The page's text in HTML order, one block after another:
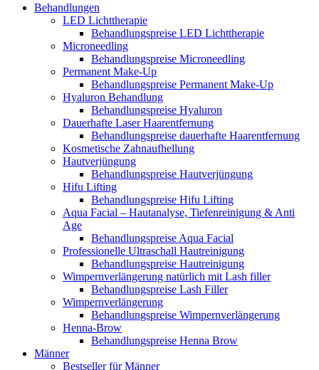
Behandlungen
LED Lichttherapie
Behandlungspreise LED Lichttherapie
Microneedling
Behandlungspreise Microneedling
Permanent Make-Up
Behandlungspreise Permanent Make-Up
Hyaluron Behandlung
Behandlungspreise Hyaluron
Dauerhafte Laser Haarentfernung
Behandlungspreise dauerhafte Haarentfernung
Kosmetische Zahnaufhellung
Hautverjüngung
Behandlungspreise Hautverjüngung
Hifu Lifting
Behandlungspreise Hifu Lifting
Aqua Facial – Hautanalyse, Tiefenreinigung & Anti
Age
Behandlungspreise Aqua Facial
Professionelle Ultraschall Hautreinigung
Behandlungspreise Hautreinigung
Wimpernverlängerung natürlich mit Lash filler
Behandlungspreise Lash Filler
Wimpernverlängerung
Behandlungspreise Wimpernverlängerung
Henna-Brow
Behandlungspreise Henna Brow
Männer
Bestseller für Männer